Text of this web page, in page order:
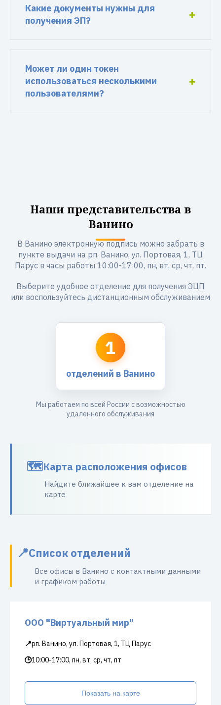
Какие документы нужны для
получения ЭП?
Может ли один токен
использоваться несколькими
пользователями?
Наши представительства в
Ванино
В Ванино электронную подпись можно забрать в
пункте выдачи на рп. Ванино, ул. Портовая, 1, ТЦ
Парус в часы работы 10:00-17:00, пн, вт, ср, чт, пт.
Выберите удобное отделение для получения ЭЦП
или воспользуйтесь дистанционным обслуживанием
1
отделений в Ванино
Мы работаем по всей России с возможностью
удаленного обслуживания
Карта расположения офисов
Найдите ближайшее к вам отделение на
карте
Список отделений
Все офисы в Ванино с контактными данными
и графиком работы
ООО "Виртуальный мир"
📍рп. Ванино, ул. Портовая, 1, ТЦ Парус
🕒10:00-17:00, пн, вт, ср, чт, пт
Показать на карте